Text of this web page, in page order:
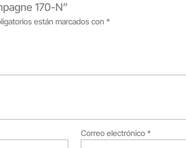
170-N”
están marcados con *
Correo electrónico *